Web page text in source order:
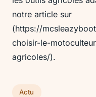
notre article sur
(https://
choisir-le-
agricoles/).
Actu